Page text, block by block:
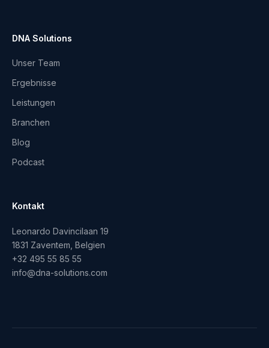
DNA Solutions
Unser Team
Ergebnisse
Leistungen
Branchen
Blog
Podcast
Kontakt
Leonardo Davincilaan 19
1831 Zaventem, Belgien
+32 495 55 85 55
info@dna-solutions.com